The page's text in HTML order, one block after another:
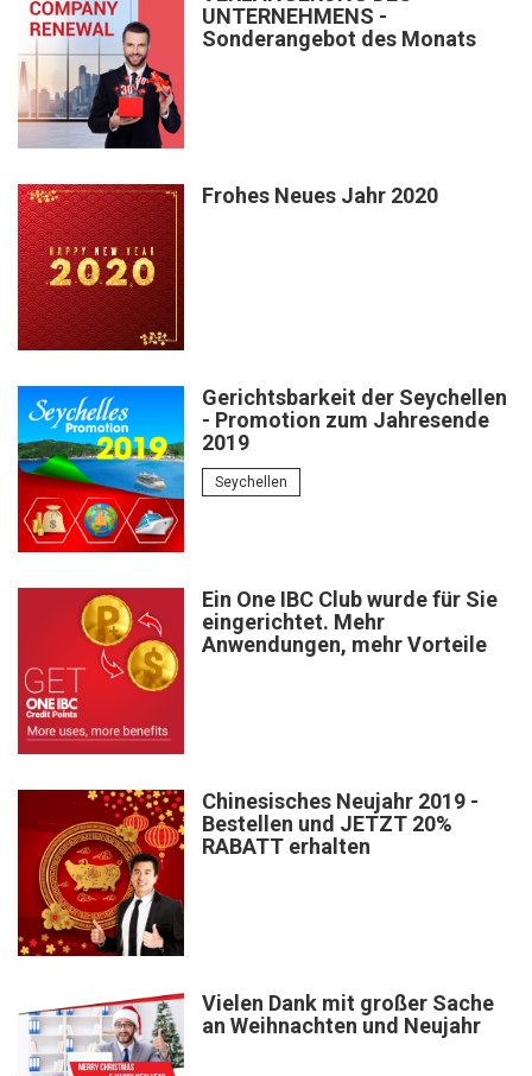
UNTERNEHMENS -
Sonderangebot des Monats
Frohes Neues Jahr 2020
Gerichtsbarkeit der Seychellen
- Promotion zum Jahresende
2019
Seychellen
Ein One IBC Club wurde für Sie
eingerichtet. Mehr
Anwendungen, mehr Vorteile
Chinesisches Neujahr 2019 -
Bestellen und JETZT 20%
RABATT erhalten
Vielen Dank mit großer Sache
an Weihnachten und Neujahr